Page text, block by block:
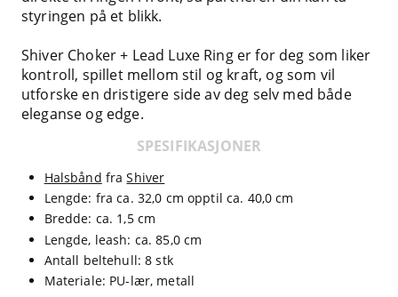
styringen på et blikk.
Shiver Choker + Lead Luxe Ring er for deg som liker
kontroll, spillet mellom stil og kraft, og som vil
utforske en dristigere side av deg selv med både
eleganse og edge.
SPESIFIKASJONER
Halsbånd fraShiver
Lengde: fra ca. 32,0 cm opptil ca. 40,0 cm
Bredde: ca. 1,5 cm
Lengde, leash: ca. 85,0 cm
Antall beltehull: 8 stk
Materiale: PU-lær, metall